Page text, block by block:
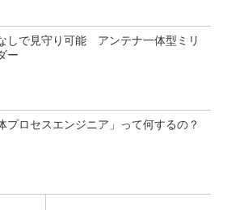
しで見守り可能 アンテナ一体型ミリ
ー
プロセスエンジニア」って何するの？